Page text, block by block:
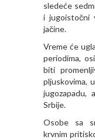
sledeće
i jugoistočni
jačine.
Vreme će
periodima,
biti
pljuskovima,
jugozapadu,
Srbije.
Osobe sa
krvnim